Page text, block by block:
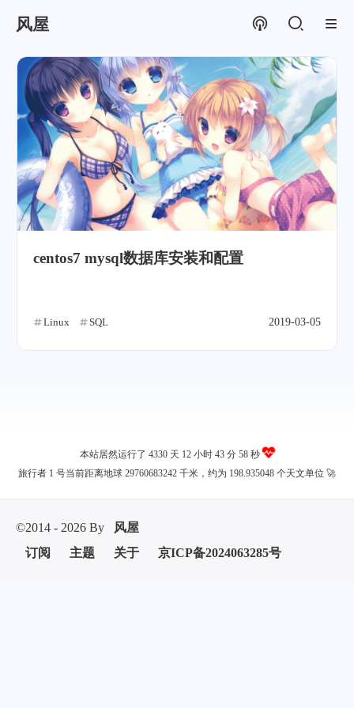
风屋
centos7 mysql数据库安装和配置
Linux SQL 2019-03-05
本站居然运行了 4330 天 12 小时 43 分 58 秒
旅行者 1 号当前距离地球 29760683242 千米，约为 198.935048 个天文单位 🚀
©2014 - 2026 By
风屋
订阅
主题 关于 京ICP备2024063285号